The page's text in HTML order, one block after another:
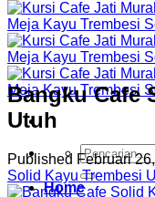
Pencarian
untuk:
Home
Bangku Cafe
Utuh
Published Februari
Solid Kayu Trembesi